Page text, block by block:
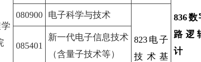
836数
路逻
计
080900 电子科学与技术
823电子
技术基
085401
新一代电子信息技术
（含量子技术等）